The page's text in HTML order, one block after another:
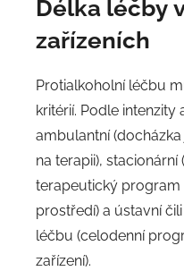
Délka léčby
zařízeních
Protialkoholní léčbu
kritérií. Podle intenzity
ambulantní
na terapii),
terapeutický
prostředí) a ústavní
léčbu (celodenní
zařízení).